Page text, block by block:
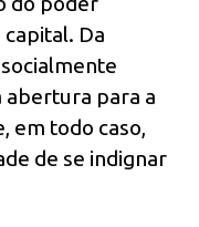
Da
para a
em todo caso,
de se indignar